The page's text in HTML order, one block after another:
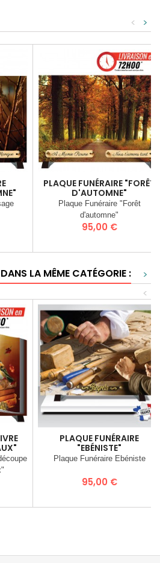
>
<
PLAQUE FUNÉRAIRE "FORÊT
D'AUTOMNE"
Plaque Funéraire "Forêt
d'automne"
Prix
95,00 €
LA MÊME CATÉGORIE :
>
<
PLAQUE FUNÉRAIRE
"EBÉNISTE"
Plaque Funéraire Ebéniste
Prix
95,00 €